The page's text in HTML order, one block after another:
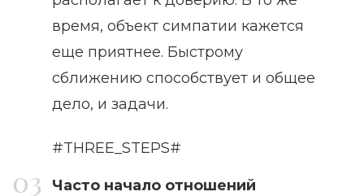
время, объект симпатии кажется
еще приятнее. Быстрому
сближению способствует и общее
дело, и задачи.
#THREE_STEPS#
Часто начало отношений